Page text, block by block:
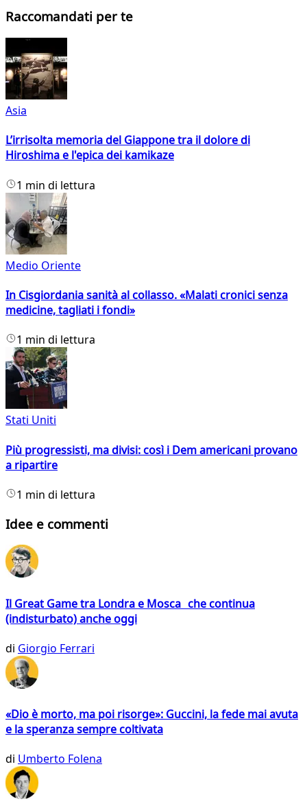
Raccomandati per te
Asia
L’irrisolta memoria del Giappone tra il dolore di
Hiroshima e l'epica dei kamikaze
1 min di lettura
Medio Oriente
In Cisgiordania sanità al collasso. «Malati cronici senza
medicine, tagliati i fondi»
1 min di lettura
Stati Uniti
Più progressisti, ma divisi: così i Dem americani provano
a ripartire
1 min di lettura
Idee e commenti
Il Great Game tra Londra e Mosca che continua
(indisturbato) anche oggi
di Giorgio Ferrari
«Dio è morto, ma poi risorge»: Guccini, la fede mai avuta
e la speranza sempre coltivata
di Umberto Folena